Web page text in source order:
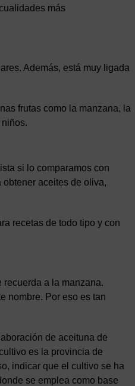
más
Además, está muy ligada
frutas como la manzana, la
si lo comparamos con
aceites de oliva,
recetas de todo tipo y con
a la manzana.
nombre. Por eso es tan
de aceituna de
es la provincia de
indicar que el cultivo se ha
se emplea como base